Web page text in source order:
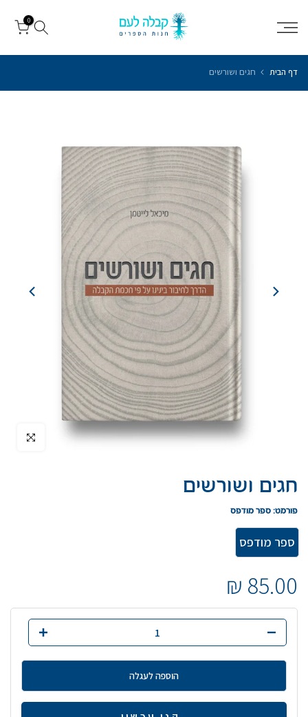
0
דף הבית חגים ושורשים
הקלק להגדיל
חגים ושורשים
פורמט: ספר מודפס
ספר מודפס
85.00 ₪
הוספה לעגלה